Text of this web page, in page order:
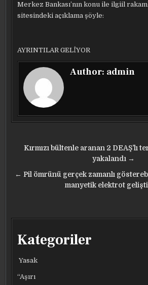
Merkez Bankası’nın konu ile ilgiil
sitesindeki açıklama şöyle:
AYRINTILAR GELİYOR
Author: admin
Yazı
Kırmızı bültenle aranan 2 DEAŞ’lı
yakalandı →
← Pil ömrünü gerçek zamanlı
manyetik elektrot
Kategoriler
Yasak
“Aşırı